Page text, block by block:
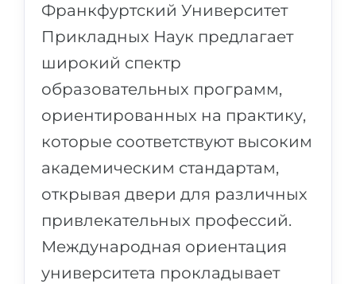
Франкфуртский Университет
Прикладных Наук предлагает
широкий спектр
образовательных программ,
ориентированных на практику,
которые соответствуют высоким
академическим стандартам,
открывая двери для различных
привлекательных профессий.
Международная ориентация
университета прокладывает